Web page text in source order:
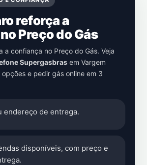
reforça a
Preço do Gás
a confiança no Preço do Gás. Veja
Supergasbras em Vargem
e pedir gás online em 3
endereço de entrega.
disponíveis, com preço e